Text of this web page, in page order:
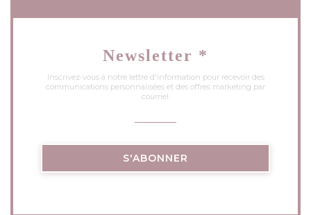
Newsletter *
Inscrivez-vous à notre lettre d'information pour recevoir des
communications personnalisées et des offres marketing par
courriel.
S'ABONNER